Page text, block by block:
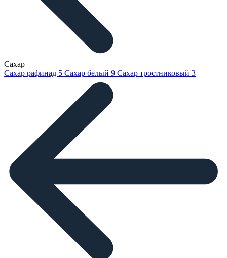
Сахар
Сахар рафинад 5 Сахар белый 9 Сахар тростниковый 3